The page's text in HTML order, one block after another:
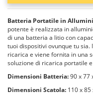
Batteria Portatile in
potente è realizzata in
di una batteria a litio con
tuoi dispositivi ovunque tu sia.
ricarica e viene fornita in una
soluzione di ricarica portatile
Dimensioni Batteria:90 x 77
Dimensioni Scatola: 110 x